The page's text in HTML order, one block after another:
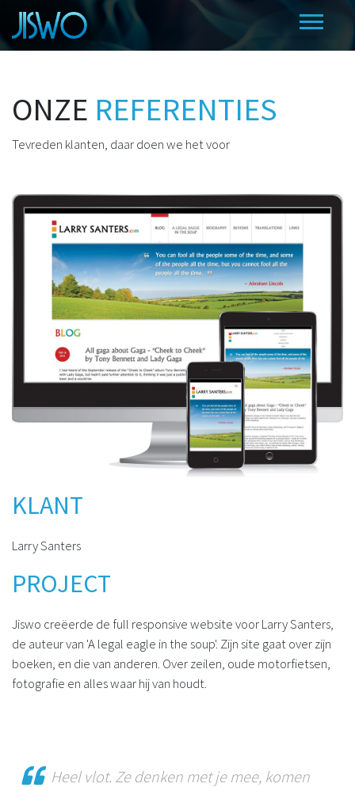
ONZE REFERENTIES
Tevreden klanten, daar doen we het voor
KLANT
Larry Santers
PROJECT
Jiswo creëerde de full responsive website voor Larry Santers,
de auteur van 'A legal eagle in the soup'. Zijn site gaat over zijn
boeken, en die van anderen. Over zeilen, oude motorfietsen,
fotografie en alles waar hij van houdt.
Heel vlot. Ze denken met je mee, komen